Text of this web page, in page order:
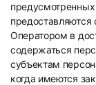
Оператором в
содержаться
субъектам
когда имеются